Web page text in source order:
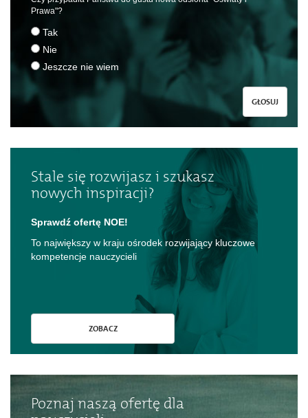
Prawa"?
Tak
Nie
Jeszcze nie wiem
GŁOSUJ
Stale się rozwijasz i szukasz
nowych inspiracji?
Sprawdź ofertę NOE!
To największy w kraju ośrodek rozwijający kluczowe
kompetencje nauczycieli
ZOBACZ
Poznaj naszą ofertę dla